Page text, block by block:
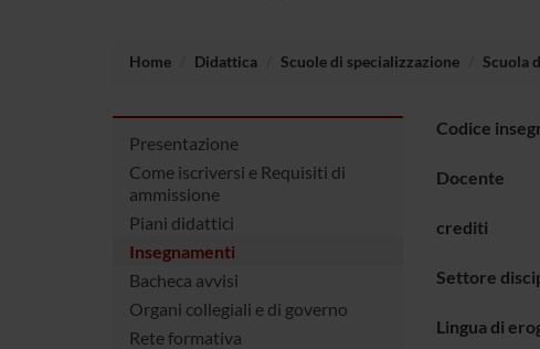
Home Didattica Scuole di specializzazione Scuola
Presentazione
Come iscriversi e Requisiti di
ammissione
Piani didattici
Insegnamenti
Bacheca avvisi
Organi collegiali e di governo
Rete formativa
Codice
Docente
crediti
Settore
Lingua di